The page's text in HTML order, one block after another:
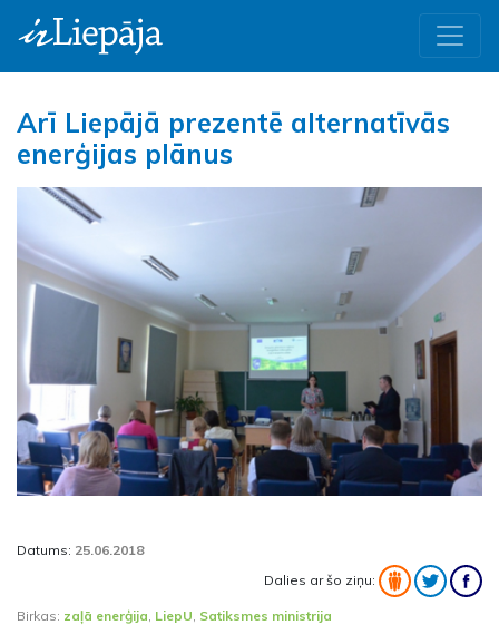
Arī Liepājā prezentē alternatīvās
enerģijas plānus
Datums: 25.06.2018
Dalies ar šo ziņu:
Birkas: zaļā enerģija, LiepU, Satiksmes ministrija